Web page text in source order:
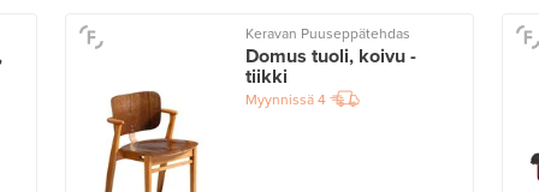
Keravan Puuseppätehdas
Domus tuoli, koivu -
tiikki
Myynnissä4